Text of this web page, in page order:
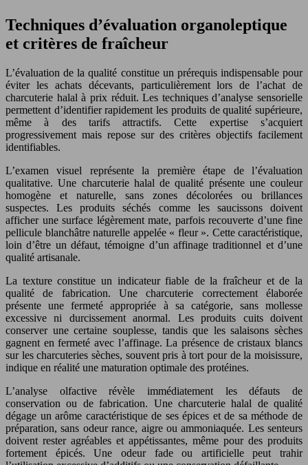
Techniques d’évaluation organoleptique
et critères de fraîcheur
L’évaluation de la qualité constitue un prérequis indispensable pour
éviter les achats décevants, particulièrement lors de l’achat de
charcuterie halal à prix réduit. Les techniques d’analyse sensorielle
permettent d’identifier rapidement les produits de qualité supérieure,
même à des tarifs attractifs. Cette expertise s’acquiert
progressivement mais repose sur des critères objectifs facilement
identifiables.
L’examen visuel représente la première étape de l’évaluation
qualitative. Une charcuterie halal de qualité présente une couleur
homogène et naturelle, sans zones décolorées ou brillances
suspectes. Les produits séchés comme les saucissons doivent
afficher une surface légèrement mate, parfois recouverte d’une fine
pellicule blanchâtre naturelle appelée « fleur ». Cette caractéristique,
loin d’être un défaut, témoigne d’un affinage traditionnel et d’une
qualité artisanale.
La texture constitue un indicateur fiable de la fraîcheur et de la
qualité de fabrication. Une charcuterie correctement élaborée
présente une fermeté appropriée à sa catégorie, sans mollesse
excessive ni durcissement anormal. Les produits cuits doivent
conserver une certaine souplesse, tandis que les salaisons sèches
gagnent en fermeté avec l’affinage. La présence de cristaux blancs
sur les charcuteries sèches, souvent pris à tort pour de la moisissure,
indique en réalité une maturation optimale des protéines.
L’analyse olfactive révèle immédiatement les défauts de
conservation ou de fabrication. Une charcuterie halal de qualité
dégage un arôme caractéristique de ses épices et de sa méthode de
préparation, sans odeur rance, aigre ou ammoniaquée. Les senteurs
doivent rester agréables et appétissantes, même pour des produits
fortement épicés. Une odeur fade ou artificielle peut trahir